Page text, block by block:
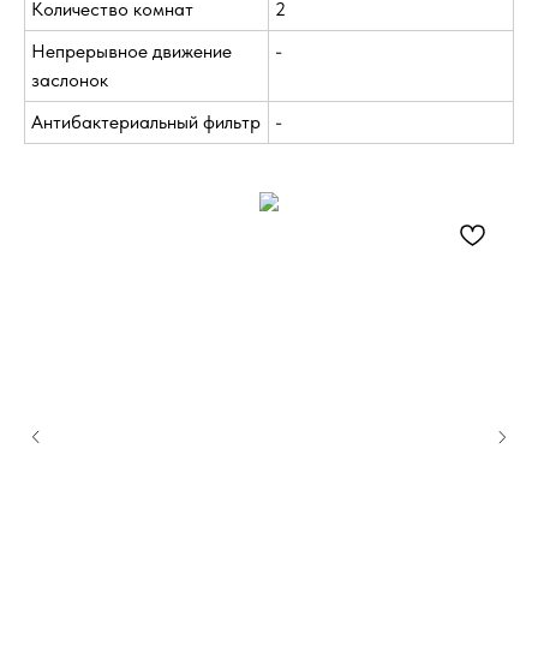
Количество комнат
2
Непрерывное движение
заслонок
-
Антибактериальный фильтр -